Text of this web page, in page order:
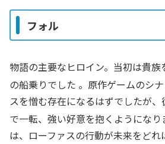
フォル
物語の主要なヒロイン。当初は貴
の船乗りでした 。原作ゲームのシ
スを憎む存在になるはずでしたが、
で一転、強い好意を抱くようになり
は、ローファスの行動が未来をどれ